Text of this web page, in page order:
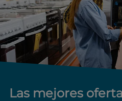
Las mejores